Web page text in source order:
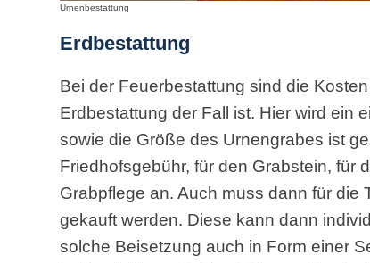
Urnenbestattung
Erdbestattung
Bei der Feuerbestattung sind die
Erdbestattung der Fall ist. Hier wird ein
sowie die Größe des Urnengrabes ist
Friedhofsgebühr, für den Grabstein, für
Grabpflege an. Auch muss dann für die
gekauft werden. Diese kann dann
solche Beisetzung auch in Form einer